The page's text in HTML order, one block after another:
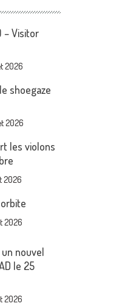
– Visitor
2026
shoegaze
2026
les violons
2026
2026
nouvel
le 25
2026